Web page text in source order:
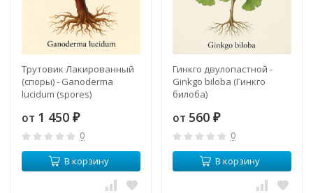
Трутовик Лакированный
(споры) - Ganoderma
lucidum (spores)
от 1 450 ₽
0
В корзину
Гинкго двулопастной -
Ginkgo biloba (Гинкго
билоба)
от 560 ₽
0
В корзину